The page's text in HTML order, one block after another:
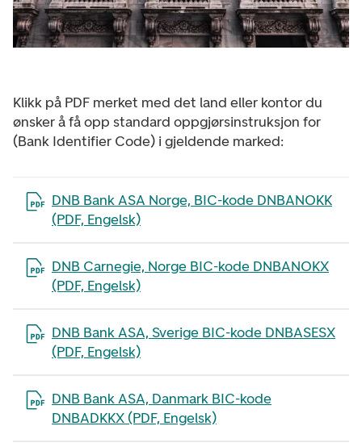
Klikk på PDF merket med det land eller kontor du
ønsker å få opp standard oppgjørsinstruksjon for
(Bank Identifier Code) i gjeldende marked:
DNB Bank ASA Norge, BIC-kode DNBANOKK
(PDF, Engelsk)
Åpne filen i en ny fane
DNB Carnegie, Norge BIC-kode DNBANOKX
(PDF, Engelsk)
Åpne filen i en ny fane
DNB Bank ASA, Sverige BIC-kode DNBASESX
(PDF, Engelsk)
Åpne filen i en ny fane
DNB Bank ASA, Danmark BIC-kode
DNBADKKX (PDF, Engelsk)
Åpne filen i en ny fane